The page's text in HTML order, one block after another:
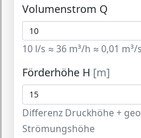
Volumenstrom Q
10 l/s ≈ 36 m³/h ≈ 0,01 m³/s
Förderhöhe H [m]
Differenz Druckhöhe +
Strömungshöhe